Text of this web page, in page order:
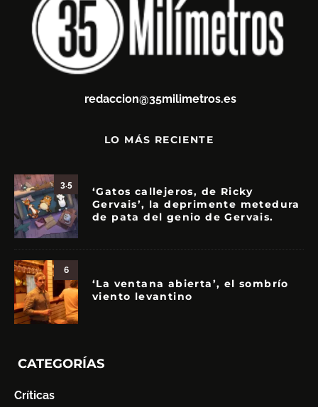
redaccion@35milimetros.es
LO MÁS RECIENTE
3.5
‘Gatos callejeros, de Ricky
Gervais’, la deprimente metedura
de pata del genio de Gervais.
6
‘La ventana abierta’, el sombrío
viento levantino
CATEGORÍAS
Críticas